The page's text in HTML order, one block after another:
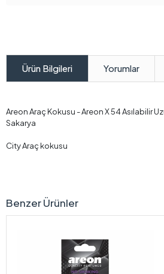
Ürün Bilgileri Yorumlar
Areon Araç Kokusu - Areon X 54 Asılabilir
Sakarya
City Araç kokusu
Benzer Ürünler